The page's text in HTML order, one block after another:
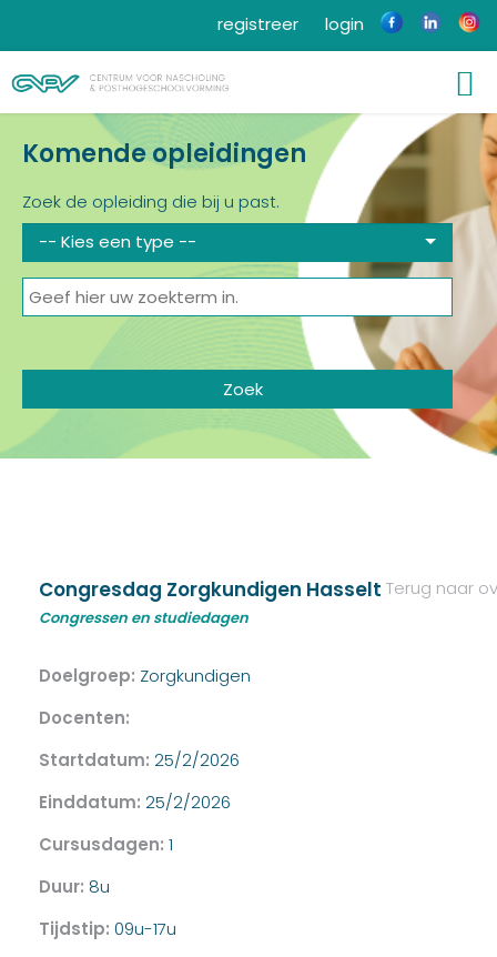
login
registreer
Komende opleidingen
Zoek de opleiding die bij u past.
-- Kies een type --
Terug naar
Congresdag Zorgkundigen Hasselt
Congressen en studiedagen
Doelgroep: Zorgkundigen
Docenten:
Startdatum: 25/2/2026
Einddatum: 25/2/2026
Cursusdagen: 1
Duur: 8u
Tijdstip: 09u-17u